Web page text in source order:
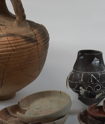
tot